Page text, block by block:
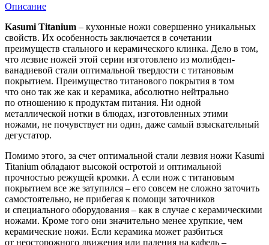
Описание
Kasumi Titanium – кухонные ножи совершенно уникальных
свойств. Их особенность заключается в сочетании
преимуществ стального и керамического клинка. Дело в том,
что лезвие ножей этой серии изготовлено из молибден-
ванадиевой стали оптимальной твердости с титановым
покрытием. Преимущество титанового покрытия в том
что оно так же как и керамика, абсолютно нейтрально
по отношению к продуктам питания. Ни одной
металлической нотки в блюдах, изготовленных этими
ножами, не почувствует ни один, даже самый взыскательный
дегустатор.
Помимо этого, за счет оптимальной стали лезвия ножи Kasumi
Titanium обладают высокой остротой и оптимальной
прочностью режущей кромки. А если нож с титановым
покрытием все же затупился – его совсем не сложно заточить
самостоятельно, не прибегая к помощи заточников
и специального оборудования – как в случае с керамическими
ножами. Кроме того они значительно менее хрупкие, чем
керамические ножи. Если керамика может разбиться
от неосторожного движения или падения на кафель –